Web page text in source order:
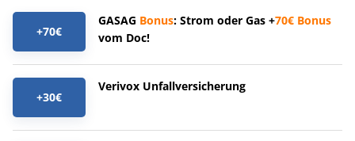
+70€
GASAG Bonus: Strom oder Gas +70€ Bonus
vom Doc!
+30€
Verivox Unfallversicherung